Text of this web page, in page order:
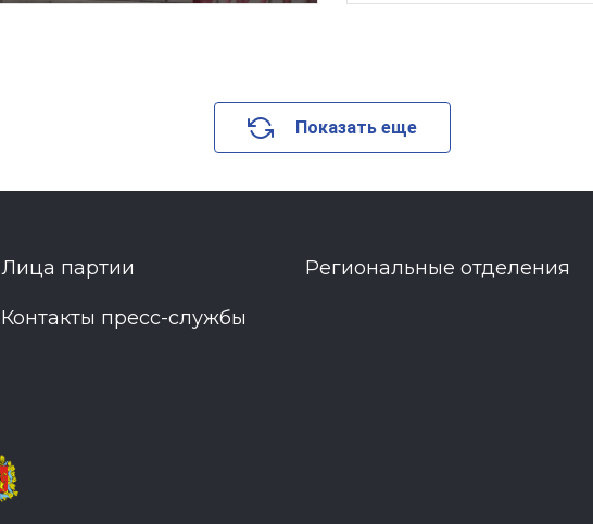
Показать еще
Лица партии Региональные отделения
Контакты пресс-службы